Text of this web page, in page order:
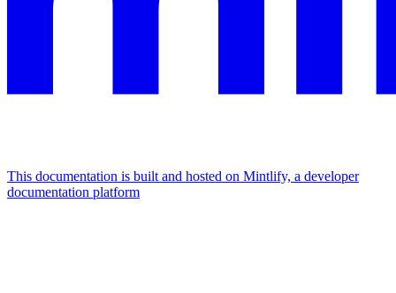
This documentation is built and hosted on Mintlify, a developer
documentation platform